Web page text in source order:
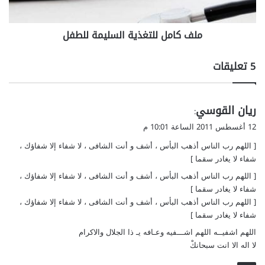
ل
ل
ذ
ي
ة
ل
س
ل
ي
م
ة
ل
ل
ط
ف
ل
ملف كامل للتغذية السليمة للطفل
‫5 تعليقات
ي
ق
ل
ريان القوسي:
12 أغسطس 2011 الساعة 10:01 م
[ اللهم رب الناس أذهب البأس ، أشف و أنت الشافى ، لا شفاء إلا شفاؤك ،
شفاء لا يغادر سقما ]
[ اللهم رب الناس أذهب البأس ، أشف و أنت الشافى ، لا شفاء إلا شفاؤك ،
شفاء لا يغادر سقما ]
[ اللهم رب الناس أذهب البأس ، أشف و أنت الشافى ، لا شفاء إلا شفاؤك ،
شفاء لا يغادر سقما ]
اللهم اشفيــه اللهم اشـــفيه وعـافه يـ ذا الجلال والاكرام
لا اله الا انت سبحانكْ